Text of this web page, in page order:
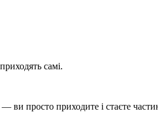
самі.
ви просто приходите і стаєте